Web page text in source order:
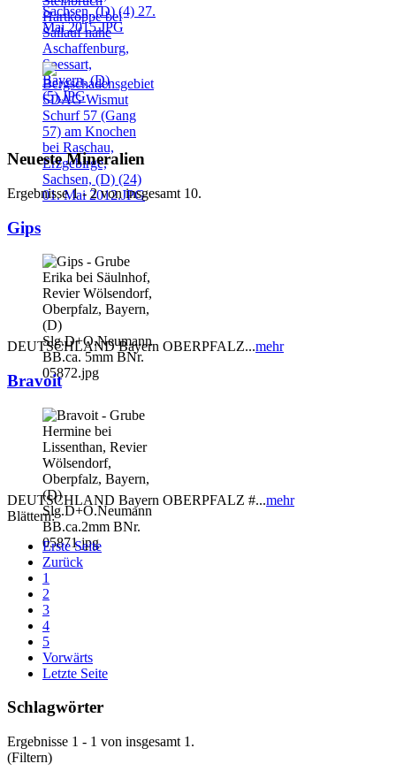
Neueste Mineralien
Ergebnisse 1 - 2 von insgesamt 10.
Gips
DEUTSCHLAND Bayern OBERPFALZ...mehr
Bravoit
DEUTSCHLAND Bayern OBERPFALZ #...mehr
Blättern:
Erste Seite
Zurück
1
2
3
4
5
Vorwärts
Letzte Seite
Schlagwörter
Ergebnisse 1 - 1 von insgesamt 1.
(Filtern)